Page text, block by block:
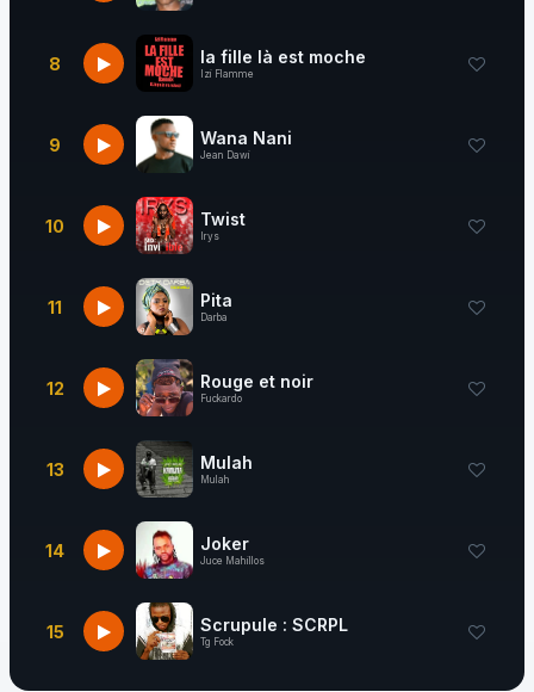
8 la fille là est moche
Izi Flamme
9 Wana Nani
Jean Dawi
10 Twist
Irys
11 Pita
Darba
12 Rouge et noir
Fuckardo
13 Mulah
Mulah
14 Joker
Juce Mahillos
15 Scrupule : SCRPL
Tg Fock